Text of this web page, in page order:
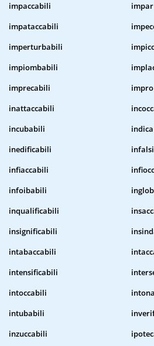
impaccabili
impataccabili
imperturbabili
impiombabili
imprecabili
inattaccabili
incubabili
inedificabili
infiaccabili
infoibabili
inqualificabili
insignificabili
intabaccabili
intensificabili
intoccabili
intubabili
inzuccabili